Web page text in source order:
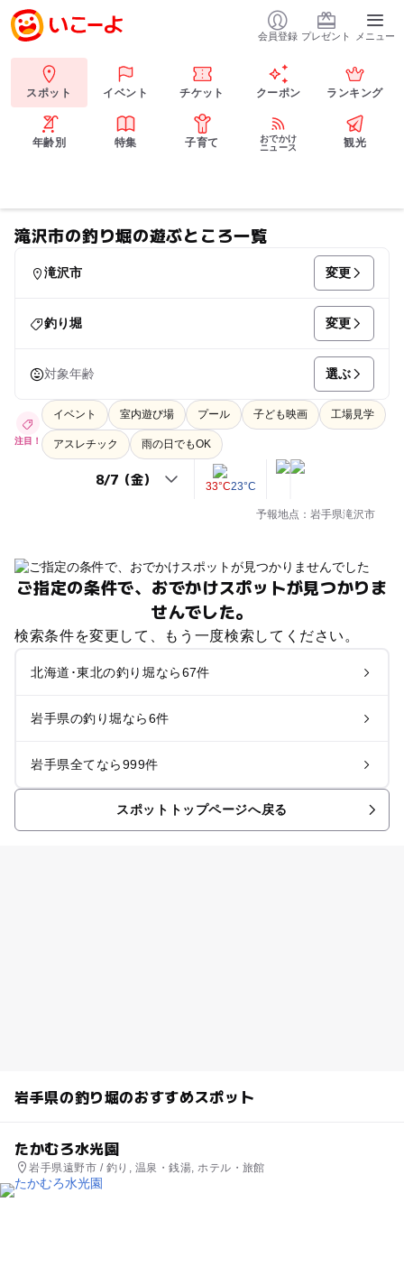
会員登録 プレゼント メニュー
スポット イベント チケット クーポン ランキング
年齢別 特集 子育て
おでかけ
ニュース
観光
滝沢市の釣り堀の遊ぶところ一覧
滝沢市 変更
釣り堀 変更
対象年齢 選ぶ
注目！
イベント 室内遊び場 プール 子ども映画 工場見学
アスレチック 雨の日でもOK
33°C23°C
予報地点：岩手県滝沢市
ご指定の条件で、おでかけスポットが見つかりま
せんでした。
検索条件を変更して、もう一度検索してください。
北海道･東北の釣り堀なら67件
岩手県の釣り堀なら6件
岩手県全てなら999件
スポットトップページへ戻る
岩手県の釣り堀のおすすめスポット
たかむろ水光園
岩手県遠野市 / 釣り, 温泉・銭湯, ホテル・旅館